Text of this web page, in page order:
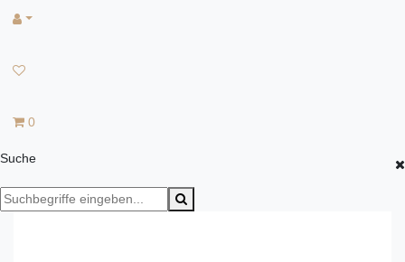
0
Suche